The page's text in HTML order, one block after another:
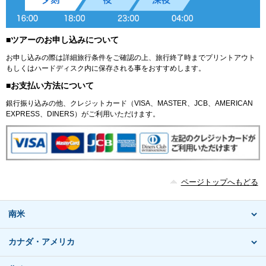
■ツアーのお申し込みについて
お申し込みの際は詳細旅行条件をご確認の上、旅行終了時までプリントアウト
もしくはハードディスク内に保存される事をおすすめします。
■お支払い方法について
銀行振り込みの他、クレジットカード（VISA、MASTER、JCB、AMERICAN
EXPRESS、DINERS）がご利用いただけます。
ページトップへもどる
南米
カナダ・アメリカ